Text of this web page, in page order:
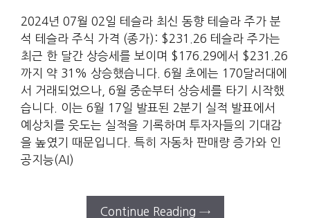
2024년 07월 02일 테슬라 최신 동향 테슬라 주가 분
석 테슬라 주식 가격 (종가): $231.26 테슬라 주가는
최근 한 달간 상승세를 보이며 $176.29에서 $231.26
까지 약 31% 상승했습니다. 6월 초에는 170달러대에
서 거래되었으나, 6월 중순부터 상승세를 타기 시작했
습니다. 이는 6월 17일 발표된 2분기 실적 발표에서
예상치를 웃도는 실적을 기록하며 투자자들의 기대감
을 높였기 때문입니다. 특히 자동차 판매량 증가와 인
공지능(AI)
Continue Reading →